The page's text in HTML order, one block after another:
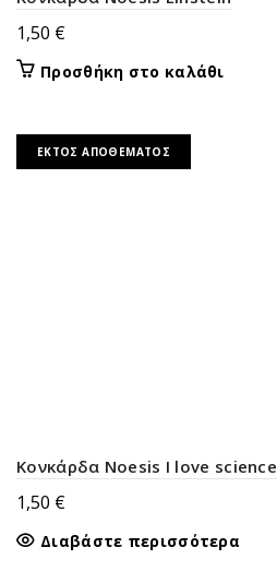
1,50 €
Προσθήκη στο καλάθι
ΕΚΤΌΣ ΑΠΟΘΈΜΑΤΟΣ
Κονκάρδα Noesis I love science
1,50 €
Διαβάστε περισσότερα